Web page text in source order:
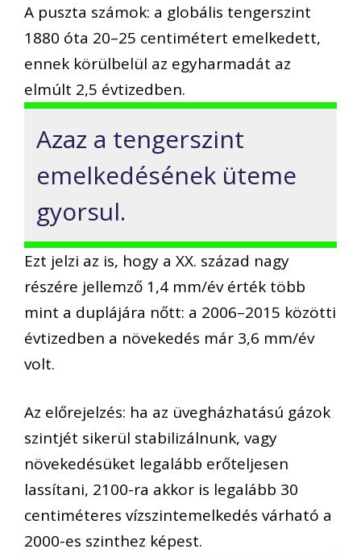
A puszta számok: a globális tengerszint
1880 óta 20–25 centimétert emelkedett,
ennek körülbelül az egyharmadát az
elmúlt 2,5 évtizedben.
Azaz a tengerszint
emelkedésének üteme
gyorsul.
Ezt jelzi az is, hogy a XX. század nagy
részére jellemző 1,4 mm/év érték több
mint a duplájára nőtt: a 2006–2015 közötti
évtizedben a növekedés már 3,6 mm/év
volt.
Az előrejelzés: ha az üvegházhatású gázok
szintjét sikerül stabilizálnunk, vagy
növekedésüket legalább erőteljesen
lassítani, 2100-ra akkor is legalább 30
centiméteres vízszintemelkedés várható a
2000-es szinthez képest.